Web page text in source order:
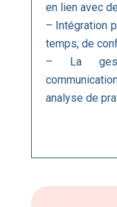
en lien avec
– Intégration
temps, de
– La
analyse de